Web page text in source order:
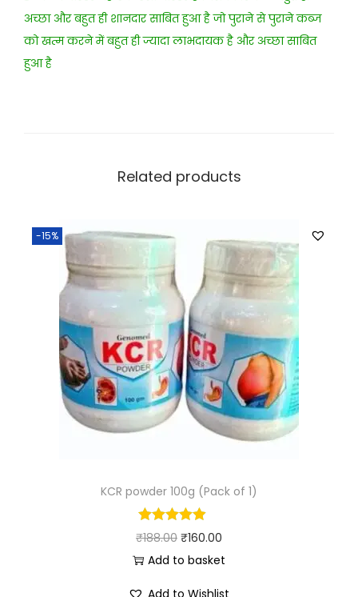
अच्छा और बहुत ही शानदार साबित हुआ है जो पुराने से पुराने कब्ज
को खत्म करने में बहुत ही ज्यादा लाभदायक है और अच्छा साबित
हुआ है
Related products
-15%
KCR powder 100g (Pack of 1)
₹188.00 ₹160.00
Add to basket